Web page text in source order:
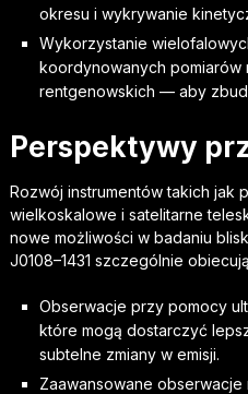
okresu i wykrywanie
Wykorzystanie
koordynowanych
rentgenowskich — aby
Perspektywy
Rozwój instrumentów takich jak
wielkoskalowe i satelitarne
nowe możliwości w badaniu
J0108–1431 szczególnie
Obserwacje przy pomocy
które mogą dostarczyć
subtelne zmiany w emisji.
Zaawansowane